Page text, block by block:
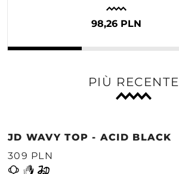
98,26 PLN
PIÙ RECENTE
JD WAVY TOP - ACID BLACK
309 PLN